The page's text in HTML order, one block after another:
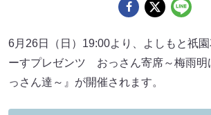
6月26日（日）19:00より、よしもと祇
ーすプレゼンツ おっさん寄席～梅雨明
っさん達～』が開催されます。